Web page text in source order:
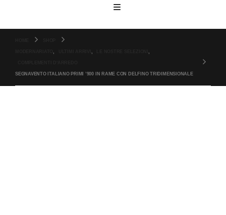
SEGNAVENTO ITALIANO PRIMI ’900 IN RAME CON DELFINO TRIDIMENSIONALE